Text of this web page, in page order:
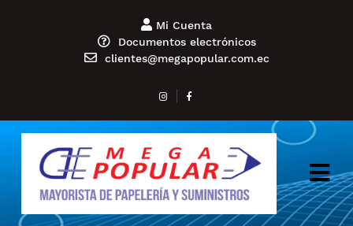
Mi Cuenta
Documentos electrónicos
clientes@megapopular.com.ec